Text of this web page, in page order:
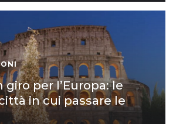
giro per l’Europa: le
in cui passare le